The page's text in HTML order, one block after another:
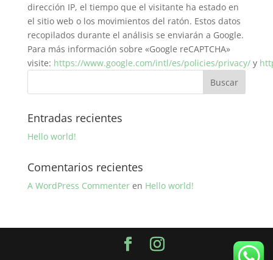
dirección IP, el tiempo que el visitante ha estado en
el sitio web o los movimientos del ratón. Estos datos
recopilados durante el análisis se enviarán a Google.
Para más información sobre «Google reCAPTCHA»
visite: https://www.google.com/intl/es/policies/privacy/y
Entradas recientes
Hello world!
Comentarios recientes
A WordPress Commenteren Hello world!